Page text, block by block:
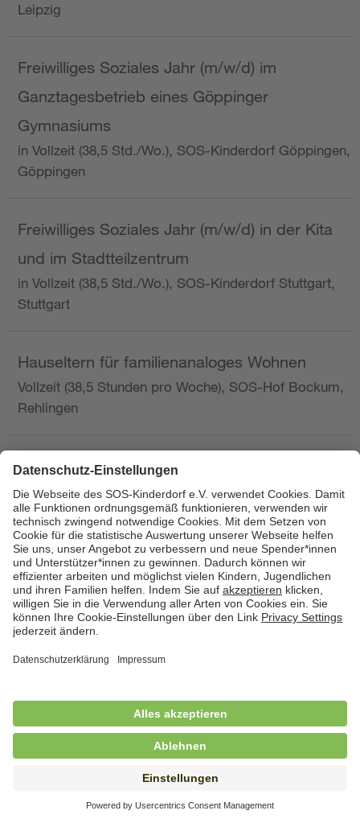
Leipzig
Freiwilliges Soziales Jahr (m/w/d) im
Ganztagesbetrieb eines Göppinger
Gymnasiums
in Vollzeit (38,5 Std./Wo.), SOS-Kinderdorf Göppingen,
Göppingen
Freiwilliges Soziales Jahr (m/w/d) in der Kita
und im Stadtteilzentrum
in Vollzeit (38,5 Std./Wo.), SOS-Kinderdorf Stuttgart,
Stuttgart
Hauseltern für familienanaloges Wohnen
Vollzeit (38,5 Stunden pro Woche), SOS-Hof Bockum,
Rehlingen
Hauswirtschafterin / Köchin (m/w/d) als
Ausbilderin (m/w/d) im Bereich
Nahrungszubereitung
in Vollzeit (38,5 Std./Wo.), SOS-Kinderdorf
Saarbrücken, Saarbrücken
Hauswirtschaftskraft (m/w/d)
in Teilzeit (mind. 20 - max. 30 Std./.Wo.), SOS-
Hauswirtschaftskraft (m/w/d)
in unbefristeter Anstellung, Teilzeit (20 Std./Wo.), SOS-
Kinderdorf Dortmund, Hagen